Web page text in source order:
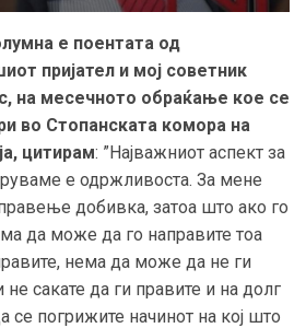
е поентата од
пријател и мој советник
на месечното обраќање кое се
во Стопанската комора на
цитирам: ”Најважниот аспект за
е одржливоста. За мене
добивка, затоа што ако го
да може да го направите тоа
нема да може да не ги
сакате да ги правите и на долг
се погрижите начинот на кој што